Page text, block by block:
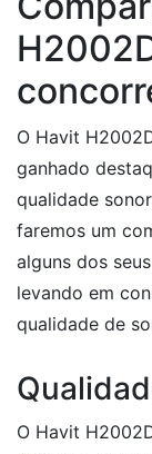
O Havit
ganhado
qualidade
faremos um
alguns dos
levando em
qualidade de
O Havit